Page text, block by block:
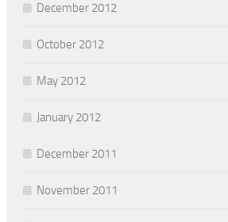
December 2012
October 2012
May 2012
January 2012
December 2011
November 2011